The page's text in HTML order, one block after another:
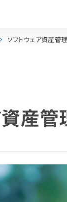
ソフトウェア資産管理
産管